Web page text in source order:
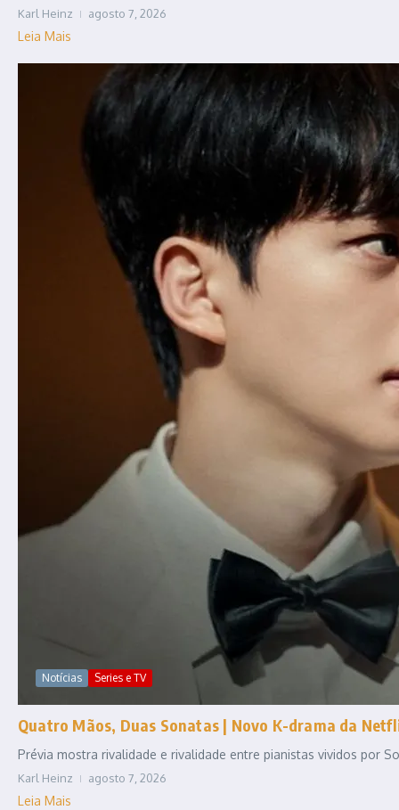
Karl Heinz agosto 7, 2026
Leia Mais
Notícias Series e TV
Quatro Mãos, Duas Sonatas | Novo K-drama da
Prévia mostra rivalidade e rivalidade entre pianistas vividos por
Karl Heinz agosto 7, 2026
Leia Mais